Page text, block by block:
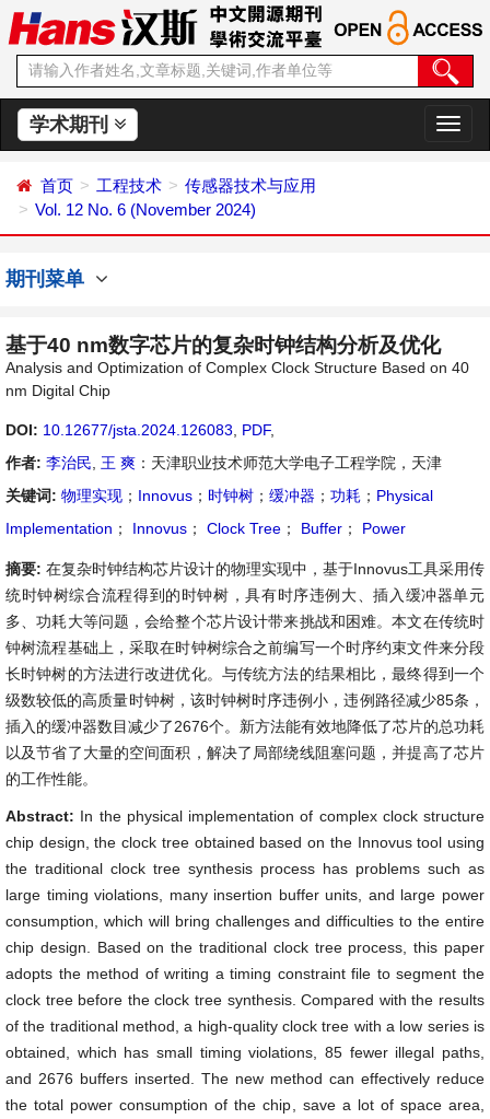
学术期刊
切
换
首页 工程技术
传感器技术与应用
Vol. 12 No. 6 (November 2024)
期刊菜单
基于40 nm数字芯片的复杂时钟结构分析及优化
Analysis and Optimization of Complex Clock Structure Based on 40
nm Digital Chip
DOI: 10.12677/jsta.2024.126083 PDF,
作者: 李治民 王 爽 ：天津职业技术师范大学电子工程学院，天津
关键词: 物理实现 ； Innovus ； 时钟树 ； 缓冲器 ； 功耗 ； Physical
Implementation ； Innovus ； Clock Tree ； Buffer ； Power
摘要:在复杂时钟结构芯片设计的物理实现中，基于Innovus工具采用传
统时钟树综合流程得到的时钟树，具有时序违例大、插入缓冲器单元
多、功耗大等问题，会给整个芯片设计带来挑战和困难。本文在传统时
钟树流程基础上，采取在时钟树综合之前编写一个时序约束文件来分段
长时钟树的方法进行改进优化。与传统方法的结果相比，最终得到一个
级数较低的高质量时钟树，该时钟树时序违例小，违例路径减少85条，
插入的缓冲器数目减少了2676个。新方法能有效地降低了芯片的总功耗
以及节省了大量的空间面积，解决了局部绕线阻塞问题，并提高了芯片
的工作性能。
Abstract: In the physical implementation of complex clock structure
chip design, the clock tree obtained based on the Innovus tool using
the traditional clock tree synthesis process has problems such as
large timing violations, many insertion buffer units, and large power
consumption, which will bring challenges and difficulties to the entire
chip design. Based on the traditional clock tree process, this paper
adopts the method of writing a timing constraint file to segment the
clock tree before the clock tree synthesis. Compared with the results
of the traditional method, a high-quality clock tree with a low series is
obtained, which has small timing violations, 85 fewer illegal paths,
and 2676 buffers inserted. The new method can effectively reduce
the total power consumption of the chip, save a lot of space area,